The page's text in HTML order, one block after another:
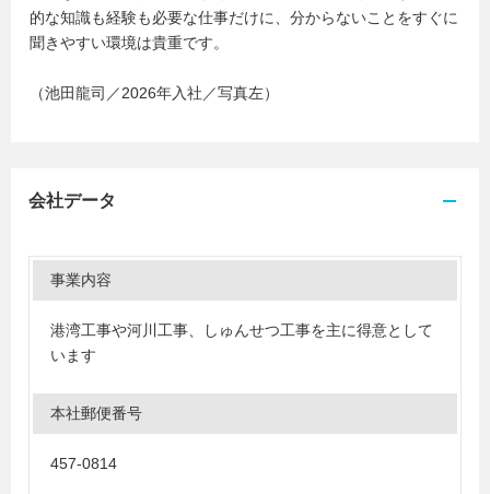
的な知識も経験も必要な仕事だけに、分からないことをすぐに
聞きやすい環境は貴重です。
（池田龍司／2026年入社／写真左）
会社データ
事業内容
港湾工事や河川工事、しゅんせつ工事を主に得意として
います
本社郵便番号
457-0814